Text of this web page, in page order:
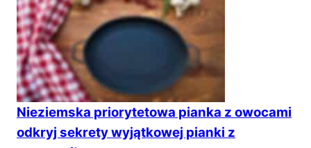
Nieziemska priorytetowa pianka z owocami
odkryj sekrety wyjątkowej pianki z